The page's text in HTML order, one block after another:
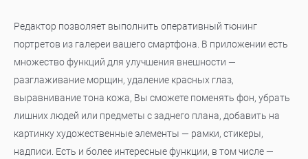
Редактор позволяет выполнить оперативный тюнинг
портретов из галереи вашего смартфона. В приложении есть
множество функций для улучшения внешности —
разглаживание морщин, удаление красных глаз,
выравнивание тона кожа, Вы сможете поменять фон, убрать
лишних людей или предметы с заднего плана, добавить на
картинку художественные элементы — рамки, стикеры,
надписи. Есть и более интересные функции, в том числе —